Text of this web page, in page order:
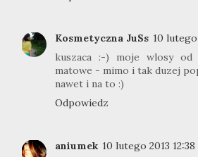
Kosmetyczna JuSs 10 lutego
kuszaca :-) moje wlosy
matowe - mimo i tak duzej
nawet i na to :)
Odpowiedz
aniumek 10 lutego 2013 12:38